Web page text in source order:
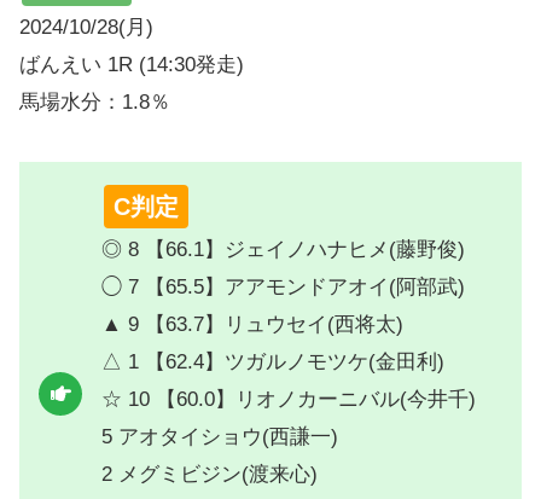
2024/10/28(月)
ばんえい 1R (14:30発走)
馬場水分：1.8％
C判定
◎ 8 【66.1】ジェイノハナヒメ(藤野俊)
◯ 7 【65.5】アアモンドアオイ(阿部武)
▲ 9 【63.7】リュウセイ(西将太)
△ 1 【62.4】ツガルノモツケ(金田利)
☆ 10 【60.0】リオノカーニバル(今井千)
5 アオタイショウ(西謙一)
2 メグミビジン(渡来心)